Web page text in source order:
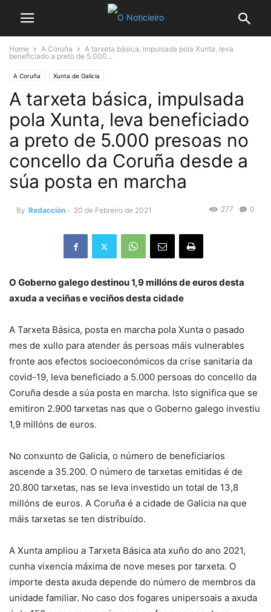
Home A Coruña
A tarxeta básica, impulsada pola Xunta, leva
beneficiado a preto de 5.000...
A Coruña Xunta de Galicia
A tarxeta básica, impulsada
pola Xunta, leva beneficiado
a preto de 5.000 presoas no
concello da Coruña desde a
súa posta en marcha
By Redacción - 20 de Febreiro de 2021 0
277
O Goberno galego destinou 1,9 millóns de euros desta
axuda a veciñas e veciños desta cidade
A Tarxeta Básica, posta en marcha pola Xunta o pasado
mes de xullo para atender ás persoas máis vulnerables
fronte aos efectos socioeconómicos da crise sanitaria da
covid-19, leva beneficiado a 5.000 persoas do concello da
Coruña desde a súa posta en marcha. Isto significa que se
emitiron 2.900 tarxetas nas que o Goberno galego investiu
1,9 millóns de euros.
No conxunto de Galicia, o número de beneficiarios
ascende a 35.200. O número de tarxetas emitidas é de
20.800 tarxetas, nas se leva investido un total de 13,8
millóns de euros. A Coruña é a cidade de Galicia na que
máis tarxetas se ten distribuído.
A Xunta ampliou a Tarxeta Básica ata xuño do ano 2021,
cunha vixencia máxima de nove meses por tarxeta. O
importe desta axuda depende do número de membros da
unidade familiar. No caso dos fogares unipersoais a axuda